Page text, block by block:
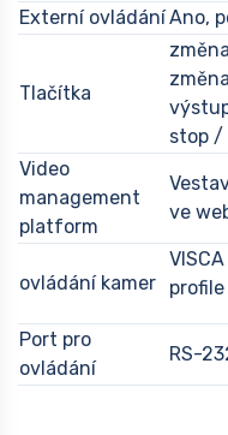
Externí ovládáníAno,
Tlačítka
stop /
Video
management
platform
ve
ovládání kamer
profile
Port pro
ovládání
RS-